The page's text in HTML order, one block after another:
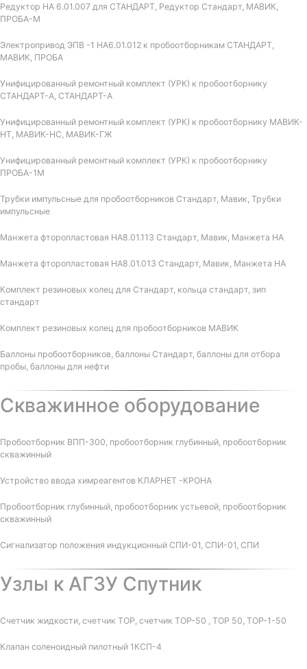
Редуктор НА 6.01.007 для СТАНДАРТ, Редуктор Стандарт, МАВИК,
ПРОБА-М
Электропривод ЭПВ -1 НА6.01.012 к пробоотборникам СТАНДАРТ,
МАВИК, ПРОБА
Унифицированный ремонтный комплект (УРК) к пробоотборнику
СТАНДАРТ-А, СТАНДАРТ-А
Унифицированный ремонтный комплект (УРК) к пробоотборнику МАВИК-
НТ, МАВИК-НС, МАВИК-ГЖ
Унифицированный ремонтный комплект (УРК) к пробоотборнику
ПРОБА-1М
Трубки импульсные для пробоотборников Стандарт, Мавик, Трубки
импульсные
Манжета фторопластовая НА8.01.113 Стандарт, Мавик, Манжета НА
Манжета фторопластовая НА8.01.013 Стандарт, Мавик, Манжета НА
Комплект резиновых колец для Стандарт, кольца стандарт, зип
стандарт
Комплект резиновых колец для пробоотборников МАВИК
Баллоны пробоотборников, баллоны Стандарт, баллоны для отбора
пробы, баллоны для нефти
Скважинное оборудование
Пробоотборник ВПП-300, пробоотборник глубинный, пробоотборник
скважинный
Устройство ввода химреагентов КЛАРНЕТ -КРОНА
Пробоотборник глубинный, пробоотборник устьевой, пробоотборник
скважинный
Сигнализатор положения индукционный СПИ-01, СПИ-01, СПИ
Узлы к АГЗУ Спутник
Счетчик жидкости, счетчик ТОР, счетчик ТОР-50 , ТОР 50, ТОР-1-50
Клапан соленоидный пилотный 1КСП-4